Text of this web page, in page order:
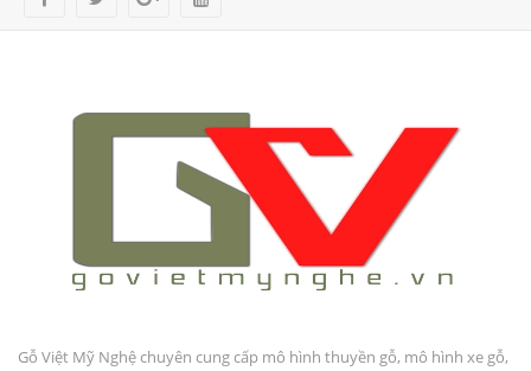
Gỗ Việt Mỹ Nghệ chuyên cung cấp mô hình thuyền gỗ, mô hình xe gỗ,